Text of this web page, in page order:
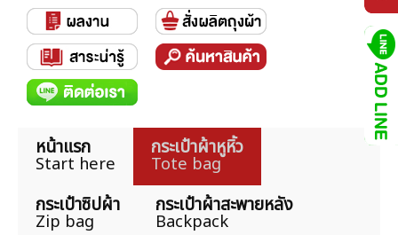
หน้าแรก
Start here
กระเป๋าผ้าหูหิ้ว
Tote bag
กระเป๋าซิปผ้า
Zip bag
กระเป๋าผ้าสะพายหลัง
Backpack